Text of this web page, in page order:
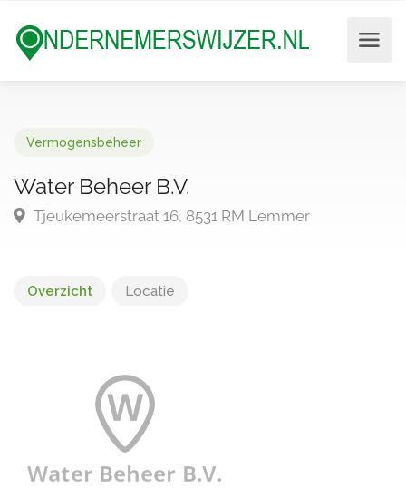
Vermogensbeheer
Water Beheer B.V.
Tjeukemeerstraat 16, 8531 RM Lemmer
Overzicht Locatie